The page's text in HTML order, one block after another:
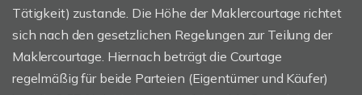
Tätigkeit) zustande. Die Höhe der Maklercourtage richtet
sich nach den gesetzlichen Regelungen zur Teilung der
Maklercourtage. Hiernach beträgt die Courtage
regelmäßig für beide Parteien (Eigentümer und Käufer)